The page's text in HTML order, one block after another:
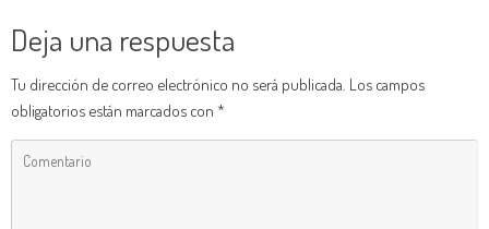
Deja una respuesta
Tu dirección de correo electrónico no será publicada. Los campos
obligatorios están marcados con *